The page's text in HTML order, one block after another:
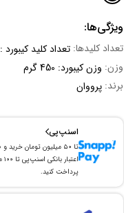
ویژگی‌ها:
تعداد کلیدها: تعداد کلید کیبورد : 104 کلید + 17 کلید میانبر
وزن: وزن کیبورد: 450 گرم
برند: پرووان
اسنپ‌پی
پرداخت کنید.